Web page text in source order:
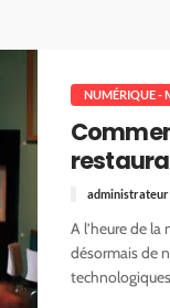
NUMÉRIQUE -
administrateur
A l’heure de
désormais de